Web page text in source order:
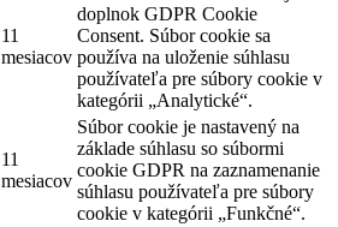
11
mesiacov
doplnok GDPR Cookie
Consent. Súbor cookie sa
používa na uloženie súhlasu
používateľa pre súbory cookie v
kategórii „Analytické“.
11
mesiacov
Súbor cookie je nastavený na
základe súhlasu so súbormi
cookie GDPR na zaznamenanie
súhlasu používateľa pre súbory
cookie v kategórii „Funkčné“.